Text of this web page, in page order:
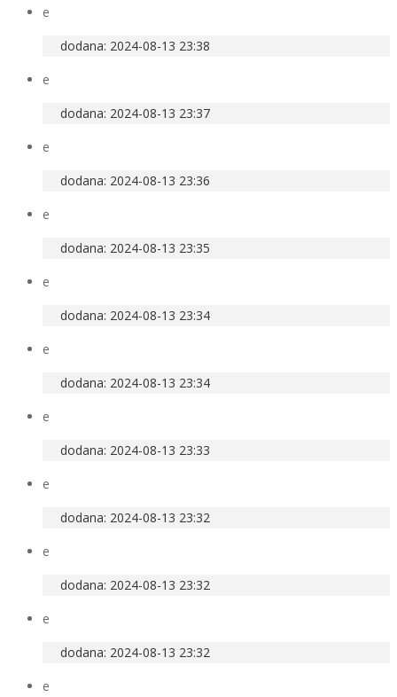
e
dodana: 2024-08-13 23:38
e
dodana: 2024-08-13 23:37
e
dodana: 2024-08-13 23:36
e
dodana: 2024-08-13 23:35
e
dodana: 2024-08-13 23:34
e
dodana: 2024-08-13 23:34
e
dodana: 2024-08-13 23:33
e
dodana: 2024-08-13 23:32
e
dodana: 2024-08-13 23:32
e
dodana: 2024-08-13 23:32
e